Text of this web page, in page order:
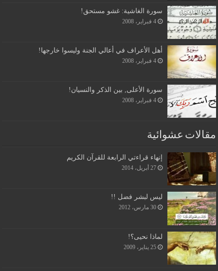
سورة الغاشية: غشو مستحق!
4 فبراير، 2008
أهل الأعراف في أعالي الجنة وليسوا خارجها!
4 فبراير، 2008
سورة الأعلى, بين الذكر والنسيان!
4 فبراير، 2008
مقالات عشوائية
إنهاء قراءتي الرابعة للقرآن الكريم
27 أبريل، 2014
ليس لبشر فضل !!
30 مارس، 2012
لماذا نحيى؟!
25 يناير، 2009